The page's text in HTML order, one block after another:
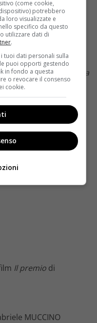
– The Leisure
invisibile – Seconda
Il premio di
MUCCINO
(come cookie,
potrebbero
loro visualizzate e
specifico da questo
utilizzare dati di
.
dati personali sulla
puoi opporti gestendo
in fondo a questa
o revocare il consenso
cookie.